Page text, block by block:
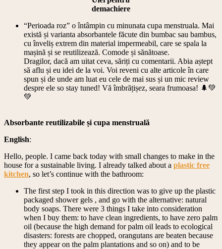
demachiere
“Perioada roz” o întâmpin cu minunata cupa menstruala. Mai
există și varianta absorbantele făcute din bumbac sau bambus,
cu înveliș extrem din material impermeabil, care se spala la
mașină și se reutilizează. Comode și sănătoase.
Dragilor, dacă am uitat ceva, săriți cu comentarii. Abia aștept
să aflu și eu idei de la voi. Voi reveni cu alte articole în care
spun și de unde am luat eu cele de mai sus și un mic review
despre ele so stay tuned! Vă îmbrățișez, seara frumoasa! 🌲💚
💚
Absorbante reutilizabile și cupa menstruală
English:
Hello, people. I came back today with small changes to make in the
house for a sustainable living. I already talked about a plastic free
kitchen, so let’s continue with the bathroom:
The first step I took in this direction was to give up the plastic
packaged shower gels , and go with the alternative: natural
body soaps. There were 3 things I take into consideration
when I buy them: to have clean ingredients, to have zero palm
oil (because the high demand for palm oil leads to ecological
disasters: forests are chopped, orangutans are beaten because
they appear on the palm plantations and so on) and to be